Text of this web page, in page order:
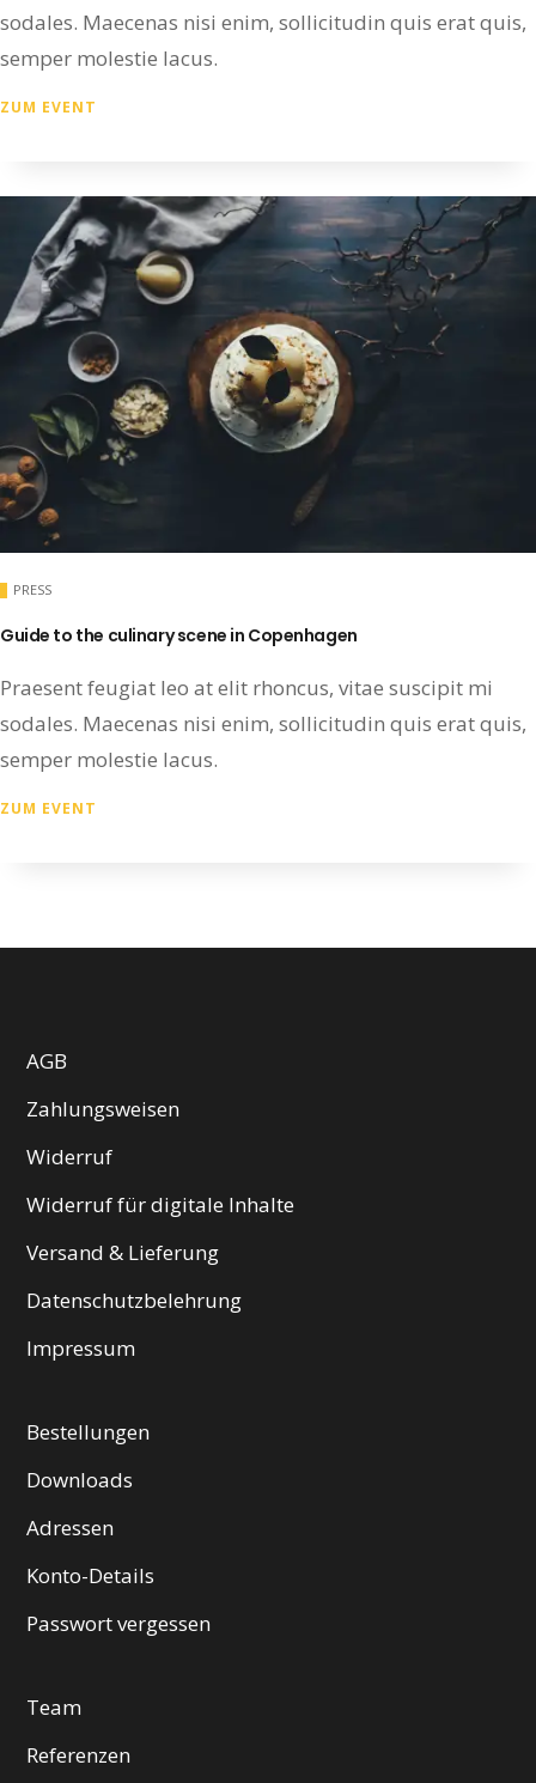
sodales. Maecenas nisi enim, sollicitudin quis erat quis,
semper molestie lacus.
ZUM EVENT
PRESS
Guide to the culinary scene in Copenhagen
Praesent feugiat leo at elit rhoncus, vitae suscipit mi
sodales. Maecenas nisi enim, sollicitudin quis erat quis,
semper molestie lacus.
ZUM EVENT
AGB
Zahlungsweisen
Widerruf
Widerruf für digitale Inhalte
Versand & Lieferung
Datenschutzbelehrung
Impressum
Bestellungen
Downloads
Adressen
Konto-Details
Passwort vergessen
Team
Referenzen